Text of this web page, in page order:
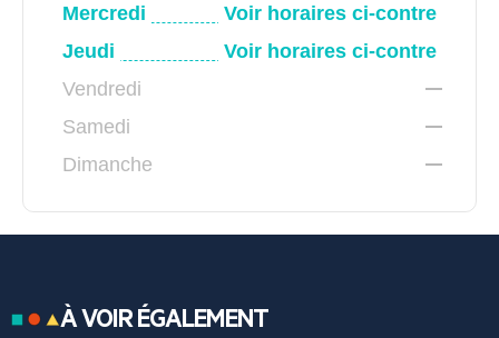
Mercredi
Voir horaires ci-contre
Jeudi
Voir horaires ci-contre
Vendredi
Samedi
Dimanche
À VOIR ÉGALEMENT